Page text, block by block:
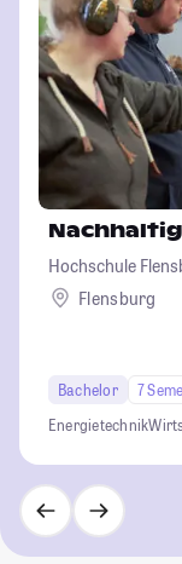
Hochschule
Flensburg
Bachelor
7
Energietechnik